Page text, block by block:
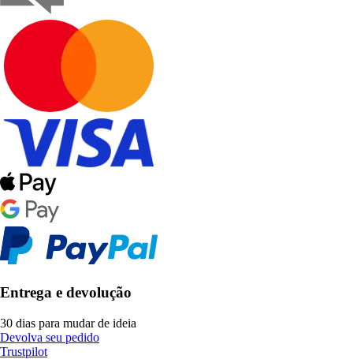
Entrega e devolução
30 dias para mudar de ideia
Devolva seu pedido
Trustpilot